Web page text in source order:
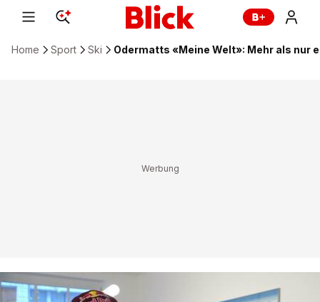
Home Sport Ski Odermatts «Meine Welt»: Mehr als nur